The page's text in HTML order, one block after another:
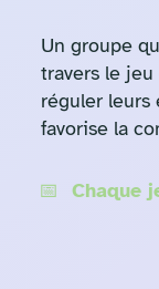
Un groupe
travers le
réguler leurs
favorise la
📅 Chaque